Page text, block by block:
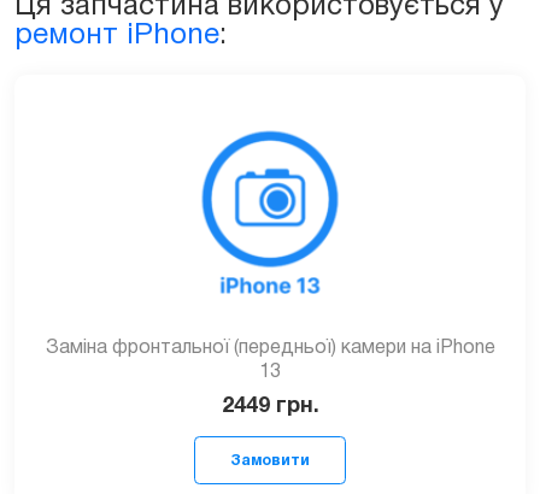
Ця запчастина використовується у
ремонт iPhone:
Заміна фронтальної (передньої) камери на iPhone
13
2449 грн.